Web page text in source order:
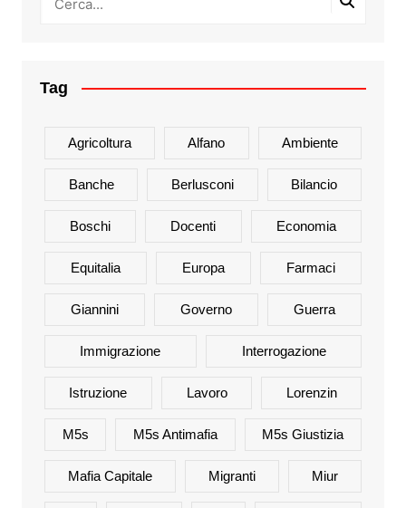
Tag
Agricoltura Alfano Ambiente
Banche Berlusconi Bilancio
Boschi Docenti Economia
Equitalia Europa Farmaci
Giannini Governo Guerra
Immigrazione Interrogazione
Istruzione Lavoro Lorenzin
M5s M5s Antimafia M5s Giustizia
Mafia Capitale Migranti Miur